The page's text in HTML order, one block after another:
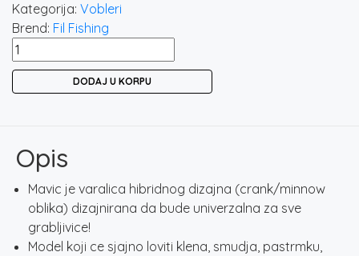
Kategorija: Vobleri
Brend: Fil Fishing
FILEX
LURES
DODAJ U KORPU
Opis
Mavic je varalica hibridnog dizajna (crank/minnow
oblika) dizajnirana da bude univerzalna za sve
grabljivice!
Model koji ce sjajno loviti klena, smudja, pastrmku,